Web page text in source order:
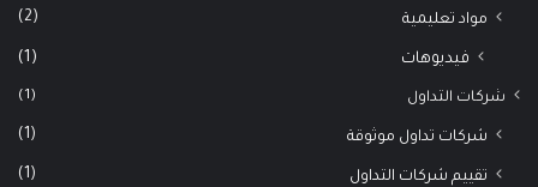
مواد تعليمية (2)
فيديوهات (1)
شركات التداول (1)
شركات تداول موثوقة (1)
تقييم شركات التداول (1)